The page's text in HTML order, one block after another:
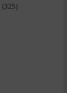
(325)